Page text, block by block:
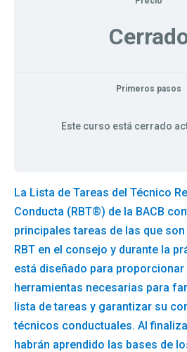
Primeros pasos
Este curso está cerrado
La Lista de Tareas del Técnico
Conducta (RBT®) de la BACB
principales tareas de las que
RBT en el consejo y durante la
está diseñado para proporcionar
herramientas necesarias para
lista de tareas y garantizar su
técnicos conductuales. Al
habrán aprendido las bases de